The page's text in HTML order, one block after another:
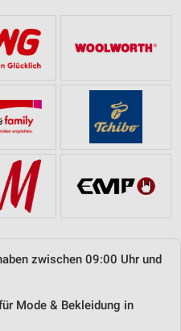
zwischen 09:00 Uhr und
Mode & Bekleidung in